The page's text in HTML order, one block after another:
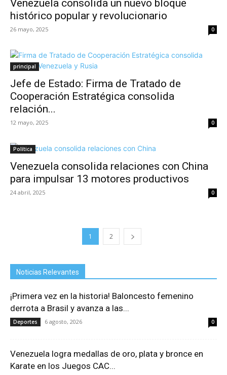
Venezuela consolida un nuevo bloque
histórico popular y revolucionario
26 mayo, 2025 0
principal
Jefe de Estado: Firma de Tratado de
Cooperación Estratégica consolida
relación...
12 mayo, 2025 0
Política
Venezuela consolida relaciones con China
para impulsar 13 motores productivos
24 abril, 2025 0
1 2
Noticias Relevantes
¡Primera vez en la historia! Baloncesto femenino
derrota a Brasil y avanza a las...
Deportes 6 agosto, 2026 0
Venezuela logra medallas de oro, plata y bronce en
Karate en los Juegos CAC...